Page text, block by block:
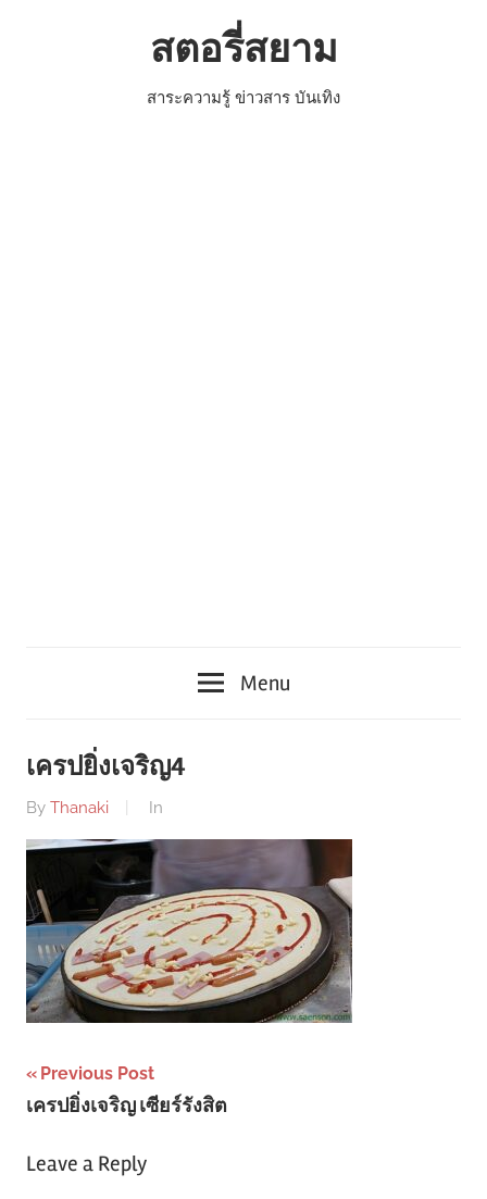
สตอรี่สยาม
สาระความรู้ ข่าวสาร บันเทิง
Menu
เครปยิ่งเจริญ4
By Thanaki In
Post
navigation
Previous Post
เครปยิ่งเจริญ เซียร์รังสิต
Leave a Reply